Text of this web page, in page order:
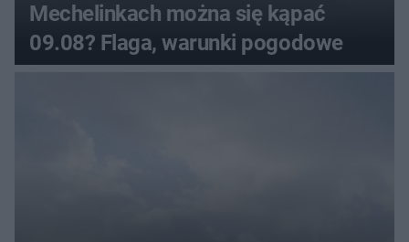
Mechelinkach można się kąpać
09.08? Flaga, warunki pogodowe